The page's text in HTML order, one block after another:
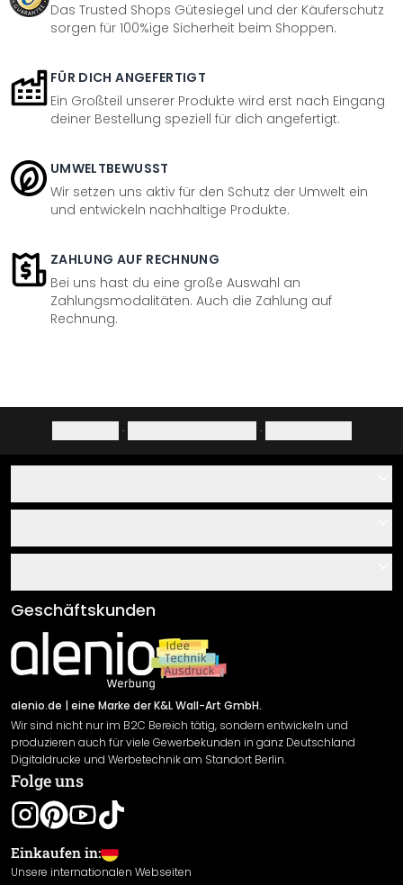
Das Trusted Shops Gütesiegel und der Käuferschutz
sorgen für 100%ige Sicherheit beim Shoppen.
FÜR DICH ANGEFERTIGT
Ein Großteil unserer Produkte wird erst nach Eingang
deiner Bestellung speziell für dich angefertigt.
UMWELTBEWUSST
Wir setzen uns aktiv für den Schutz der Umwelt ein
und entwickeln nachhaltige Produkte.
ZAHLUNG AUF RECHNUNG
Bei uns hast du eine große Auswahl an
Zahlungsmodalitäten. Auch die Zahlung auf
Rechnung.
· ·
Über uns
Klebe- und Montageanleitungen
Newsletter An-/Abmeldung
Sendungsverfolgung
AGB
Impressum
Versand & Zahlung
Rücksendung
Widerrufsrecht
Datenschutzerklärung
Gewährleistung
Leistungserklärung / CE-Zeichen
Cookie Einstellungen
Geschäftskunden
alenio.de | eine Marke der K&L Wall-Art GmbH.
Wir sind nicht nur im B2C Bereich tätig, sondern entwickeln und
produzieren auch für viele Gewerbekunden in ganz Deutschland
Digitaldrucke und Werbetechnik am Standort Berlin.
Folge uns
Einkaufen in:
Unsere internationalen Webseiten